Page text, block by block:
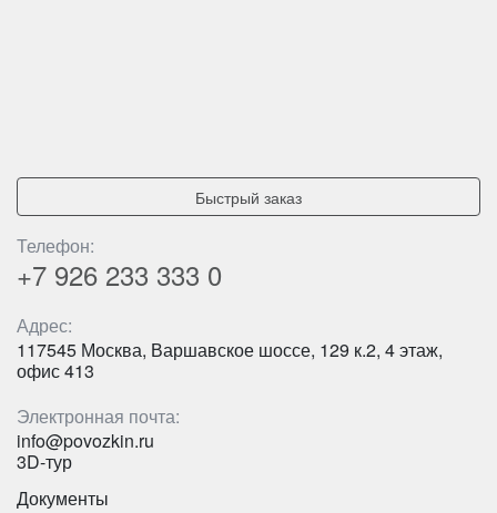
Количество мест:
35
IVECO FeniksBus FBI 83MR на 43 места
Быстрый заказ
Телефон:
+7 926 233 333 0
Адрес:
117545 Москва, Варшавское шоссе, 129 к.2, 4 этаж,
офис 413
Электронная почта:
info@povozkin.ru
3D-тур
Документы